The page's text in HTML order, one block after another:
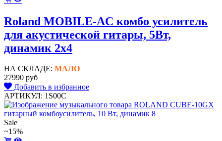
Roland MOBILE-AC комбо усилитель
для акустической гитары, 5Вт,
динамик 2х4
НА СКЛАДЕ: МАЛО
27990 руб
Добавить в избранное
АРТИКУЛ: 1S00C
Sale
~15%